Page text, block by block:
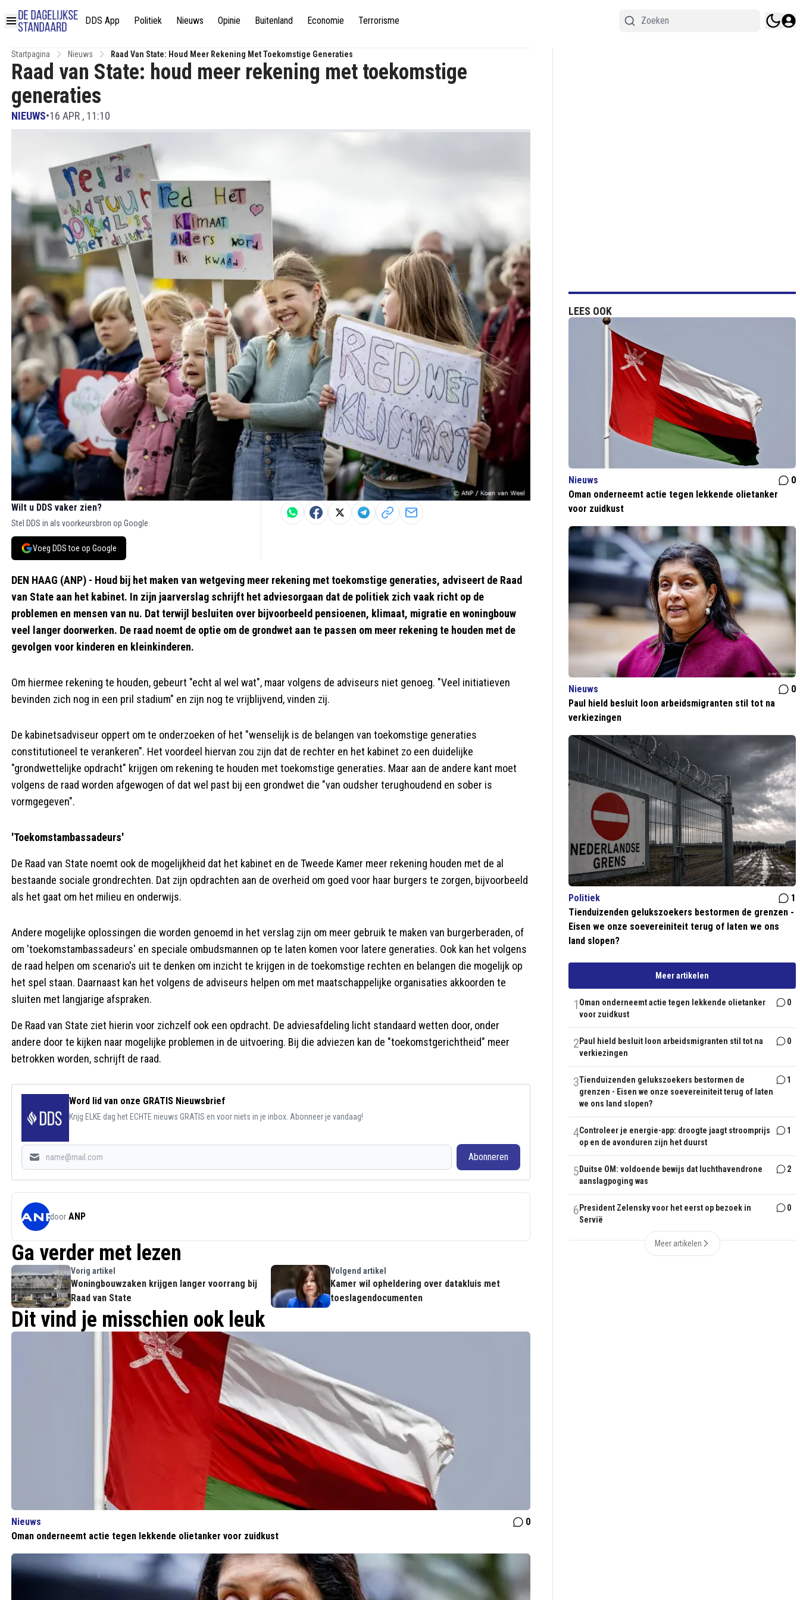
DDS App Politiek Nieuws Opinie Buitenland Economie Terrorisme
Startpagina Nieuws Raad Van State: Houd Meer Rekening Met Toekomstige Generaties
Raad van State: houd meer rekening met toekomstige
generaties
NIEUWS•16 APR , 11:10
Wilt u DDS vaker zien?
Stel DDS in als voorkeursbron op Google.
Voeg DDS toe op Google
DEN HAAG (ANP) - Houd bij het maken van wetgeving meer rekening met toekomstige generaties, adviseert de Raad
van State aan het kabinet. In zijn jaarverslag schrijft het adviesorgaan dat de politiek zich vaak richt op de
problemen en mensen van nu. Dat terwijl besluiten over bijvoorbeeld pensioenen, klimaat, migratie en woningbouw
veel langer doorwerken. De raad noemt de optie om de grondwet aan te passen om meer rekening te houden met de
gevolgen voor kinderen en kleinkinderen.
Om hiermee rekening te houden, gebeurt "echt al wel wat", maar volgens de adviseurs niet genoeg. "Veel initiatieven
bevinden zich nog in een pril stadium" en zijn nog te vrijblijvend, vinden zij.
De kabinetsadviseur oppert om te onderzoeken of het "wenselijk is de belangen van toekomstige generaties
constitutioneel te verankeren". Het voordeel hiervan zou zijn dat de rechter en het kabinet zo een duidelijke
"grondwettelijke opdracht" krijgen om rekening te houden met toekomstige generaties. Maar aan de andere kant moet
volgens de raad worden afgewogen of dat wel past bij een grondwet die "van oudsher terughoudend en sober is
vormgegeven".
'Toekomstambassadeurs'
De Raad van State noemt ook de mogelijkheid dat het kabinet en de Tweede Kamer meer rekening houden met de al
bestaande sociale grondrechten. Dat zijn opdrachten aan de overheid om goed voor haar burgers te zorgen, bijvoorbeeld
als het gaat om het milieu en onderwijs.
Andere mogelijke oplossingen die worden genoemd in het verslag zijn om meer gebruik te maken van burgerberaden, of
om 'toekomstambassadeurs' en speciale ombudsmannen op te laten komen voor latere generaties. Ook kan het volgens
de raad helpen om scenario's uit te denken om inzicht te krijgen in de toekomstige rechten en belangen die mogelijk op
het spel staan. Daarnaast kan het volgens de adviseurs helpen om met maatschappelijke organisaties akkoorden te
sluiten met langjarige afspraken.
De Raad van State ziet hierin voor zichzelf ook een opdracht. De adviesafdeling licht standaard wetten door, onder
andere door te kijken naar mogelijke problemen in de uitvoering. Bij die adviezen kan de "toekomstgerichtheid" meer
betrokken worden, schrijft de raad.
Word lid van onze GRATIS Nieuwsbrief
Krijg ELKE dag het ECHTE nieuws GRATIS en voor niets in je inbox. Abonneer je vandaag!
Abonneren
door ANP
Ga verder met lezen
Vorig artikel
Woningbouwzaken krijgen langer voorrang bij
Raad van State
Volgend artikel
Kamer wil opheldering over datakluis met
toeslagendocumenten
Dit vind je misschien ook leuk
Nieuws
0
Oman onderneemt actie tegen lekkende olietanker voor zuidkust
LEES OOK
Nieuws
0
Oman onderneemt actie tegen lekkende olietanker
voor zuidkust
Nieuws
0
Paul hield besluit loon arbeidsmigranten stil tot na
verkiezingen
Politiek
1
Tienduizenden gelukszoekers bestormen de grenzen -
Eisen we onze soevereiniteit terug of laten we ons
land slopen?
Meer artikelen
1 Oman onderneemt actie tegen lekkende olietanker
voor zuidkust
0
2 Paul hield besluit loon arbeidsmigranten stil tot na
verkiezingen
0
3Tienduizenden gelukszoekers bestormen de
grenzen - Eisen we onze soevereiniteit terug of laten
we ons land slopen?
1
4Controleer je energie-app: droogte jaagt stroomprijs
op en de avonduren zijn het duurst
1
5 Duitse OM: voldoende bewijs dat luchthavendrone
aanslagpoging was
2
6 President Zelensky voor het eerst op bezoek in
Servië
0
Meer artikelen